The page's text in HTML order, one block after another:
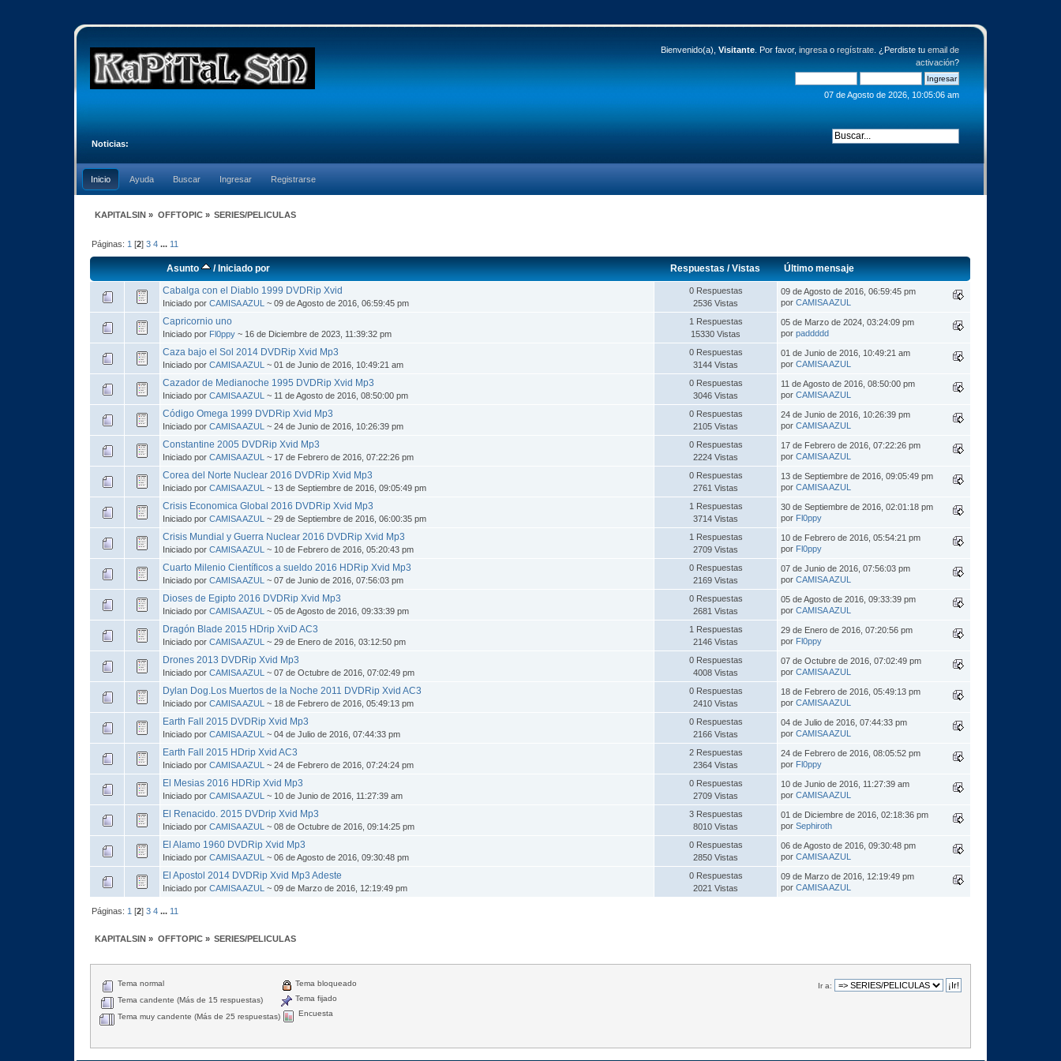
Bienvenido(a), Visitante. Por favor, ingresao regístrate. ¿Perdiste tu email de
activación?
07 de Agosto de 2026, 10:05:06 am
Noticias:
Inicio Ayuda Buscar Ingresar Registrarse
KAPITALSIN » OFFTOPIC» SERIES/PELICULAS
Páginas: 1 [2]3 4 ... 11
Asunto /Iniciado por Respuestas/Vistas
Último mensaje
Cabalga con el Diablo 1999 DVDRip Xvid
Iniciado porCAMISA AZUL ~ 09 de Agosto de 2016, 06:59:45 pm
0 Respuestas
2536 Vistas
09 de Agosto de 2016, 06:59:45 pm
porCAMISA AZUL
Capricornio uno
Iniciado por Fl0ppy ~ 16 de Diciembre de 2023, 11:39:32 pm
1 Respuestas
15330 Vistas
05 de Marzo de 2024, 03:24:09 pm
porpaddddd
Caza bajo el Sol 2014 DVDRip Xvid Mp3
Iniciado porCAMISA AZUL ~ 01 de Junio de 2016, 10:49:21 am
0 Respuestas
3144 Vistas
01 de Junio de 2016, 10:49:21 am
porCAMISA AZUL
Cazador de Medianoche 1995 DVDRip Xvid Mp3
Iniciado porCAMISA AZUL ~ 11 de Agosto de 2016, 08:50:00 pm
0 Respuestas
3046 Vistas
11 de Agosto de 2016, 08:50:00 pm
porCAMISA AZUL
Código Omega 1999 DVDRip Xvid Mp3
Iniciado porCAMISA AZUL ~ 24 de Junio de 2016, 10:26:39 pm
0 Respuestas
2105 Vistas
24 de Junio de 2016, 10:26:39 pm
porCAMISA AZUL
Constantine 2005 DVDRip Xvid Mp3
Iniciado porCAMISA AZUL ~ 17 de Febrero de 2016, 07:22:26 pm
0 Respuestas
2224 Vistas
17 de Febrero de 2016, 07:22:26 pm
porCAMISA AZUL
Corea del Norte Nuclear 2016 DVDRip Xvid Mp3
Iniciado porCAMISA AZUL ~ 13 de Septiembre de 2016, 09:05:49 pm
0 Respuestas
2761 Vistas
13 de Septiembre de 2016, 09:05:49 pm
porCAMISA AZUL
Crisis Economica Global 2016 DVDRip Xvid Mp3
Iniciado porCAMISA AZUL ~ 29 de Septiembre de 2016, 06:00:35 pm
1 Respuestas
3714 Vistas
30 de Septiembre de 2016, 02:01:18 pm
por Fl0ppy
Crisis Mundial y Guerra Nuclear 2016 DVDRip Xvid Mp3
Iniciado porCAMISA AZUL ~ 10 de Febrero de 2016, 05:20:43 pm
1 Respuestas
2709 Vistas
10 de Febrero de 2016, 05:54:21 pm
por Fl0ppy
Cuarto Milenio Científicos a sueldo 2016 HDRip Xvid Mp3
Iniciado porCAMISA AZUL ~ 07 de Junio de 2016, 07:56:03 pm
0 Respuestas
2169 Vistas
07 de Junio de 2016, 07:56:03 pm
porCAMISA AZUL
Dioses de Egipto 2016 DVDRip Xvid Mp3
Iniciado porCAMISA AZUL ~ 05 de Agosto de 2016, 09:33:39 pm
0 Respuestas
2681 Vistas
05 de Agosto de 2016, 09:33:39 pm
porCAMISA AZUL
Dragón Blade 2015 HDrip XviD AC3
Iniciado porCAMISA AZUL ~ 29 de Enero de 2016, 03:12:50 pm
1 Respuestas
2146 Vistas
29 de Enero de 2016, 07:20:56 pm
por Fl0ppy
Drones 2013 DVDRip Xvid Mp3
Iniciado porCAMISA AZUL ~ 07 de Octubre de 2016, 07:02:49 pm
0 Respuestas
4008 Vistas
07 de Octubre de 2016, 07:02:49 pm
porCAMISA AZUL
Dylan Dog.Los Muertos de la Noche 2011 DVDRip Xvid AC3
Iniciado porCAMISA AZUL ~ 18 de Febrero de 2016, 05:49:13 pm
0 Respuestas
2410 Vistas
18 de Febrero de 2016, 05:49:13 pm
porCAMISA AZUL
Earth Fall 2015 DVDRip Xvid Mp3
Iniciado porCAMISA AZUL ~ 04 de Julio de 2016, 07:44:33 pm
0 Respuestas
2166 Vistas
04 de Julio de 2016, 07:44:33 pm
porCAMISA AZUL
Earth Fall 2015 HDrip Xvid AC3
Iniciado porCAMISA AZUL ~ 24 de Febrero de 2016, 07:24:24 pm
2 Respuestas
2364 Vistas
24 de Febrero de 2016, 08:05:52 pm
por Fl0ppy
El Mesias 2016 HDRip Xvid Mp3
Iniciado porCAMISA AZUL ~ 10 de Junio de 2016, 11:27:39 am
0 Respuestas
2709 Vistas
10 de Junio de 2016, 11:27:39 am
porCAMISA AZUL
El Renacido. 2015 DVDrip Xvid Mp3
Iniciado porCAMISA AZUL ~ 08 de Octubre de 2016, 09:14:25 pm
3 Respuestas
8010 Vistas
01 de Diciembre de 2016, 02:18:36 pm
porSephiroth
El Alamo 1960 DVDRip Xvid Mp3
Iniciado porCAMISA AZUL ~ 06 de Agosto de 2016, 09:30:48 pm
0 Respuestas
2850 Vistas
06 de Agosto de 2016, 09:30:48 pm
porCAMISA AZUL
El Apostol 2014 DVDRip Xvid Mp3 Adeste
Iniciado porCAMISA AZUL ~ 09 de Marzo de 2016, 12:19:49 pm
0 Respuestas
2021 Vistas
09 de Marzo de 2016, 12:19:49 pm
porCAMISA AZUL
Páginas: 1 [2]3 4 ... 11
KAPITALSIN » OFFTOPIC» SERIES/PELICULAS
Ir a:
Tema normal
Tema candente (Más de 15 respuestas)
Tema muy candente (Más de 25 respuestas)
Tema bloqueado
Tema fijado
Encuesta